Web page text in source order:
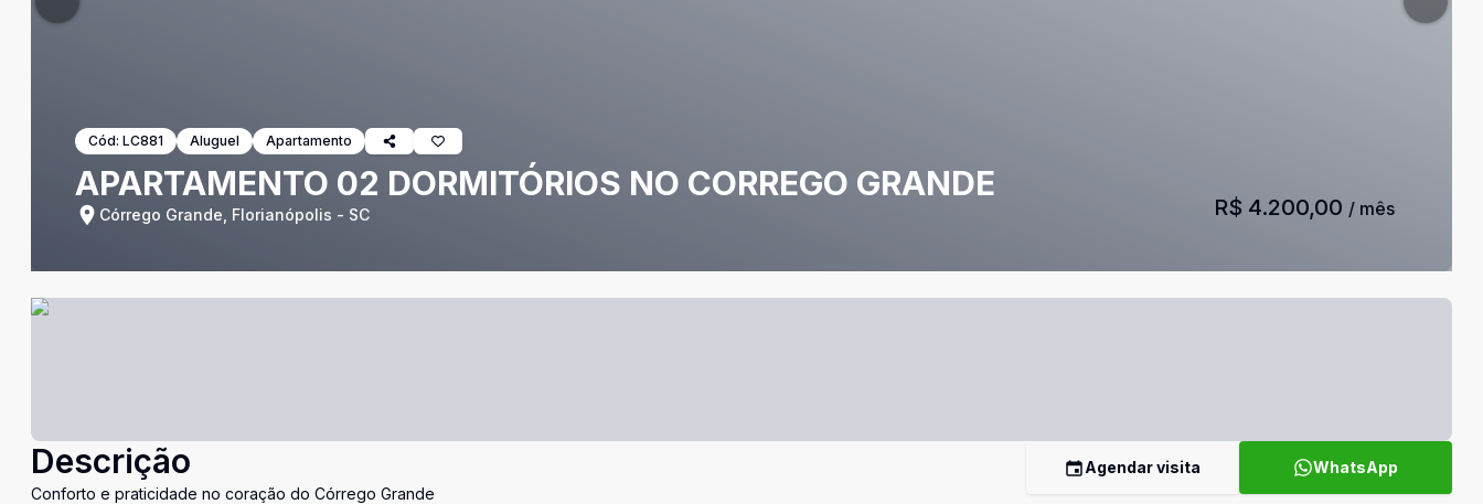
Cód: LC881 Aluguel Apartamento
APARTAMENTO 02 DORMITÓRIOS NO CORREGO GRANDE
Córrego Grande, Florianópolis - SC R$ 4.200,00 / mês
Descrição
Conforto e praticidade no coração do Córrego Grande
Agendar visita WhatsApp